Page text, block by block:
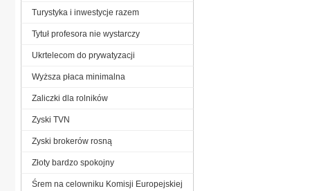
Turystyka i inwestycje razem
Tytuł profesora nie wystarczy
Ukrtelecom do prywatyzacji
Wyższa płaca minimalna
Zaliczki dla rolników
Zyski TVN
Zyski brokerów rosną
Złoty bardzo spokojny
Śrem na celowniku Komisji Europejskiej